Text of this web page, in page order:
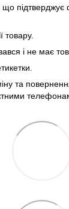
що підтверджує
товару.
і не має
та